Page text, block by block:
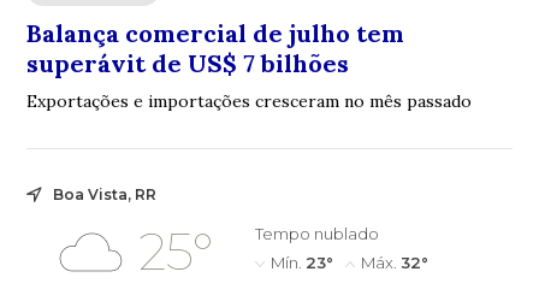
Balança comercial de julho tem
superávit de US$ 7 bilhões
Exportações e importações cresceram no mês passado
Boa Vista, RR
25°
Tempo nublado
Mín. 23° Máx. 32°